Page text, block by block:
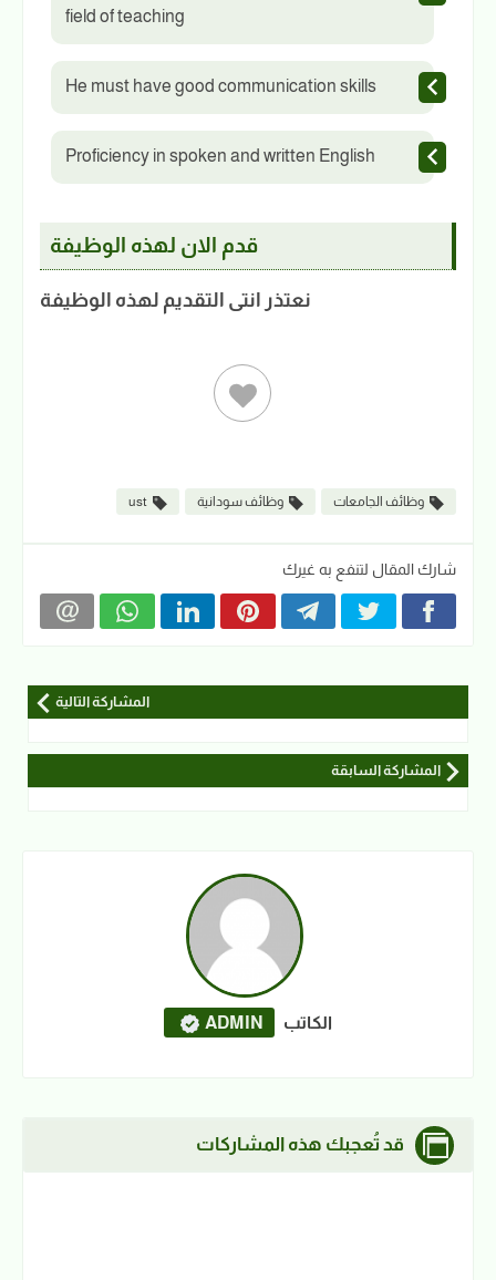
field of teaching
He must have good communication skills
Proficiency in spoken and written English
قدم الان لهذه الوظيفة
نعتذر انتى التقديم لهذه الوظيفة
وظائف الجامعات وظائف سودانية ust
شارك المقال لتنفع به غيرك
المشاركة التالية
المشاركة السابقة
الكاتب ADMIN
قد تُعجبك هذه المشاركات